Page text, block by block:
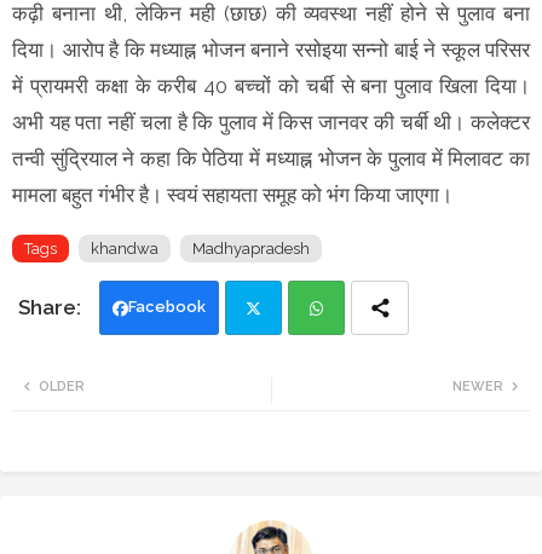
कढ़ी बनाना थी, लेकिन मही (छाछ) की व्यवस्था नहीं होने से पुलाव बना
दिया। आरोप है कि मध्याह्न भोजन बनाने रसोइया सन्नो बाई ने स्कूल परिसर
में प्रायमरी कक्षा के करीब 40 बच्चों को चर्बी से बना पुलाव खिला दिया।
अभी यह पता नहीं चला है कि पुलाव में किस जानवर की चर्बी थी। कलेक्टर
तन्वी सुंद्रियाल ने कहा कि पेठिया में मध्याह्न भोजन के पुलाव में मिलावट का
मामला बहुत गंभीर है। स्वयं सहायता समूह को भंग किया जाएगा।
Tags khandwa Madhyapradesh
Facebook
NEWER
OLDER